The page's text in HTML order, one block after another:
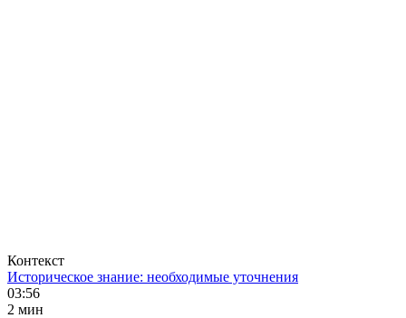
Контекст
Историческое знание: необходимые уточнения
03:56
2 мин